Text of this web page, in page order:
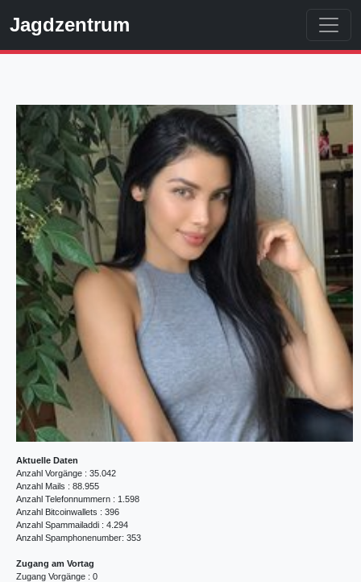
Jagdzentrum
Aktuelle Daten
Anzahl Vorgänge : 35.042
Anzahl Mails : 88.955
Anzahl Telefonnummern : 1.598
Anzahl Bitcoinwallets : 396
Anzahl Spammailaddi : 4.294
Anzahl Spamphonenumber: 353
Zugang am Vortag
Zugang Vorgänge : 0